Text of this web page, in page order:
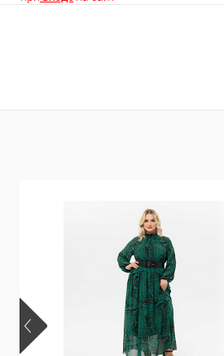
В избранное
В наличии